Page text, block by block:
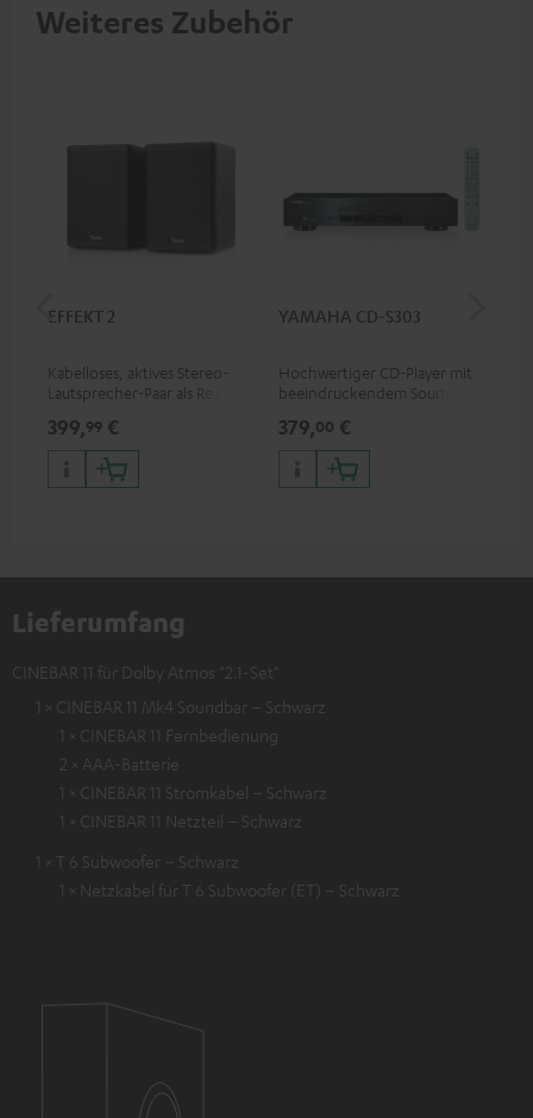
Weiteres Zubehör
EFFEKT 2
Kabelloses, aktives Stereo-
Lautsprecher-Paar als Rear-
geeignete Teufel Systeme
399,99 €
YAMAHA CD-S303
Hochwertiger CD-Player mit
beeindruckendem Sound und
379,00 €
Lieferumfang
CINEBAR 11 für Dolby Atmos "2.1-Set"
1 × CINEBAR 11 Mk4 Soundbar – Schwarz
1 × CINEBAR 11 Fernbedienung
2 × AAA-Batterie
1 × CINEBAR 11 Stromkabel – Schwarz
1 × CINEBAR 11 Netzteil – Schwarz
1 × T 6 Subwoofer – Schwarz
1 × Netzkabel für T 6 Subwoofer (ET) – Schwarz